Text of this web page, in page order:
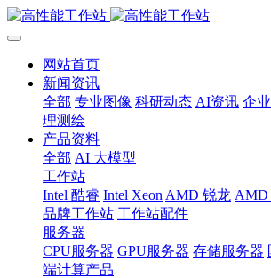
网站首页
新闻资讯
全部 专业图像 科研动态 AI资讯 企
理测绘
产品资料
全部 AI 大模型
工作站
Intel 酷睿 Intel Xeon AMD 锐龙 AMD
品牌工作站 工作站配件
服务器
CPU服务器 GPU服务器 存储服务器
端计算产品